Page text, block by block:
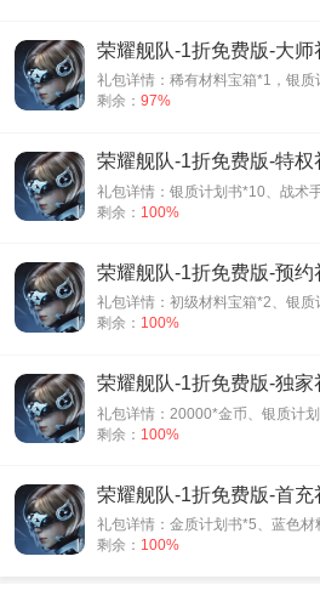
荣耀舰队-1折免费版-大师
剩余： 97%
荣耀舰队-1折免费版-特权
剩余： 100%
荣耀舰队-1折免费版-预约
剩余： 100%
荣耀舰队-1折免费版-独家
剩余： 100%
荣耀舰队-1折免费版-首充
剩余： 100%